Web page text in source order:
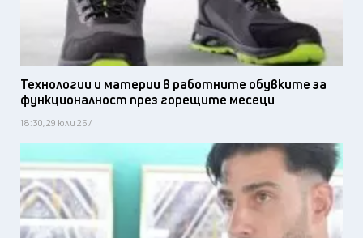
Технологии и материи в работните обувките за
функционалност през горещите месеци
18:30, 29 юли 26 /